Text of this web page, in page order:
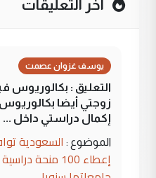
آخر التعليقات
يوسف غزوان عصمت
التعليق : بكالوريوس
زوجتي أيضا
إكمال دراستي داخل ...
الموضوع : السعودية
إعطاء 100 منحة